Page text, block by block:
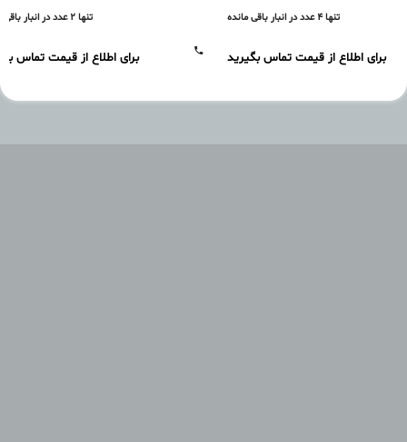
تنها 4 عدد در انبار باقی مانده
برای اطلاع از قیمت تماس بگیرید
تنها 2 عدد در انبار باقی مانده
برای اطلاع از قیمت تماس